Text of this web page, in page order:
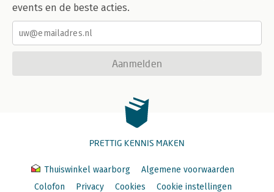
events en de beste acties.
Aanmelden
PRETTIG KENNIS MAKEN
Thuiswinkel waarborg
Algemene voorwaarden
Colofon
Privacy Cookies Cookie instellingen